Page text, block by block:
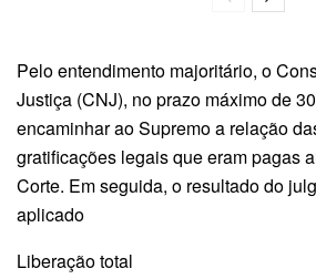
Pelo entendimento majoritário, o
Justiça (CNJ), no prazo máximo de
encaminhar ao Supremo a relação
gratificações legais que eram pagas
Corte. Em seguida, o resultado do
aplicado
Liberação total